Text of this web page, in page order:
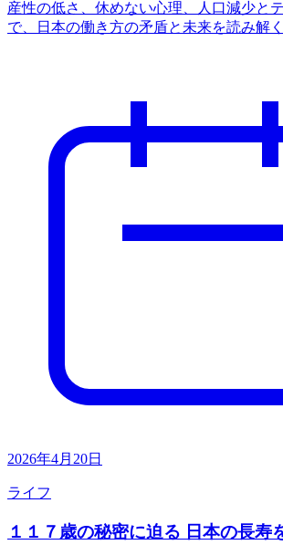
産性の低さ、休めない心理、人口減少と
で、日本の働き方の矛盾と未来を読み解く
2026年4月20日
ライフ
１１７歳の秘密に迫る 日本の長寿